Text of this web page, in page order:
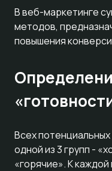
В веб-маркетинге
методов,
повышения
Всех
одной из 3 групп -
«горячие». К